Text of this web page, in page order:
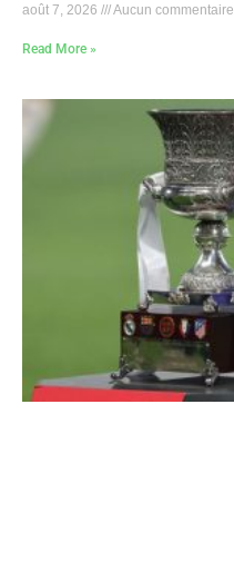
août 7, 2026 Aucun commentaire
Read More »